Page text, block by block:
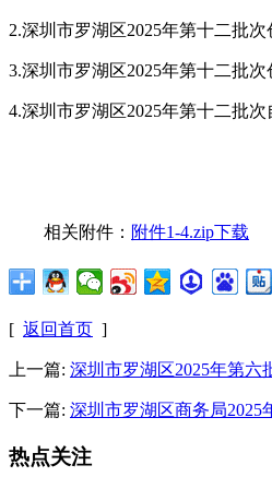
2.深圳市罗湖区2025年第十二批
3.深圳市罗湖区2025年第十二批
4.深圳市罗湖区2025年第十二批
相关附件： 附件1-4.zip下载
[ 返回首页 ]
上一篇: 深圳市罗湖区2025年第六
下一篇: 深圳市罗湖区商务局2025
热点关注